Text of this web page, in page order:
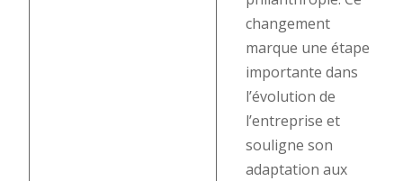
changement
marque une étape
importante dans
l’évolution de
l’entreprise et
souligne son
adaptation aux